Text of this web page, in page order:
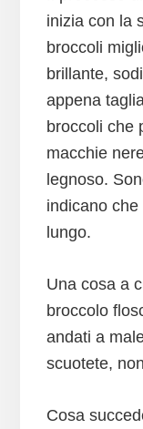
inizia con la
broccoli
brillante,
appena
broccoli che
macchie
legnoso.
indicano
lungo.
Una cosa a
broccolo
andati a
scuotete,
Cosa